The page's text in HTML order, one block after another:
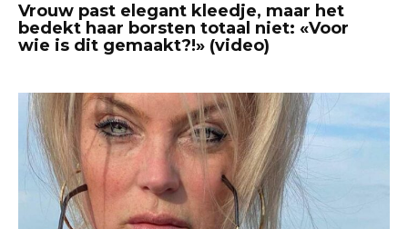
Vrouw past elegant kleedje, maar het
bedekt haar borsten totaal niet: «Voor
wie is dit gemaakt?!» (video)